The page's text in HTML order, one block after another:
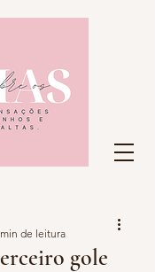
gole
de leitura